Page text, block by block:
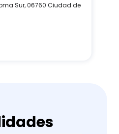
Sur, 06760 Ciudad de